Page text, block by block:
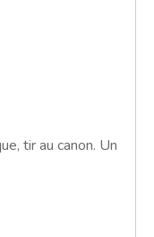
tir au canon. Un